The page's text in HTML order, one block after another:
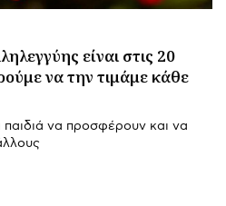
είναι στις 20
να την τιμάμε κάθε
να προσφέρουν και να